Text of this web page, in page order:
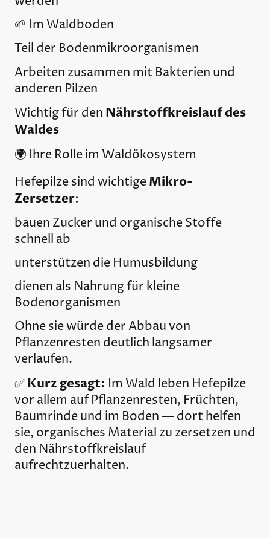
🌱 Im Waldboden
Teil der Bodenmikroorganismen
Arbeiten zusammen mit Bakterien und
anderen Pilzen
Wichtig für den Nährstoffkreislauf des
Waldes
🌍 Ihre Rolle im Waldökosystem
Hefepilze sind wichtigeMikro-
Zersetzer:
bauen Zucker und organische Stoffe
schnell ab
unterstützen die Humusbildung
dienen als Nahrung für kleine
Bodenorganismen
Ohne sie würde der Abbau von
Pflanzenresten deutlich langsamer
verlaufen.
✅Kurz gesagt: Im Wald leben Hefepilze
vor allem auf Pflanzenresten, Früchten,
Baumrinde und im Boden — dort helfen
sie, organisches Material zu zersetzen und
den Nährstoffkreislauf
aufrechtzuerhalten.